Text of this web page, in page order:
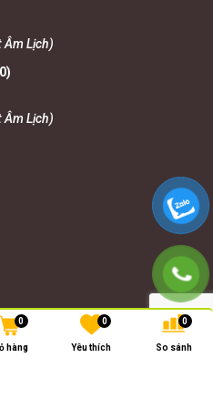
Âm Lịch)
Âm Lịch)
về Goldnova
hàng
0
Yêu thích
0
So sánh
0